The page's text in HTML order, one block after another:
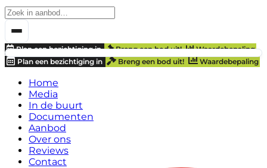
Plan een bezichtiging in Breng een bod uit!
Waardebepaling
Plan een bezichtiging in
Breng een bod uit! Waardebepaling
Home
Media
In de buurt
Documenten
Aanbod
Over ons
Reviews
Contact